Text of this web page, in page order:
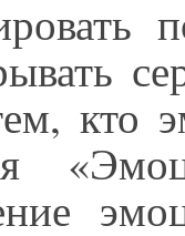
кто